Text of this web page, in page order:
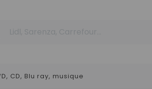
CD, Blu ray, musique